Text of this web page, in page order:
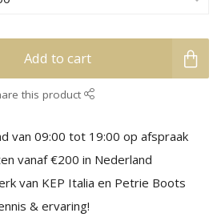
Add to cart
this product
van 09:00 tot 19:00 op afspraak
vanaf €200 in Nederland
van KEP Italia en Petrie Boots
& ervaring!